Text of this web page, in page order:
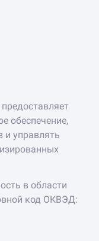
обеспечение,
и управлять
в области
код ОКВЭД: